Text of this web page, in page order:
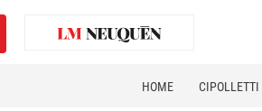
HOME CIPOLLETTI